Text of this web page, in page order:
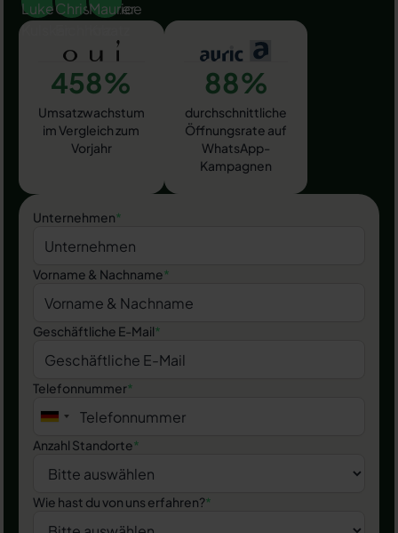
458%
Umsatzwachstum
im Vergleich zum
Vorjahr
88%
durchschnittliche
Öffnungsrate auf
WhatsApp-
Kampagnen
Unternehmen*
Vorname & Nachname*
Geschäftliche E-Mail*
Telefonnummer*
Anzahl Standorte*
Wie hast du von uns erfahren?*